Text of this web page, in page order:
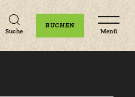
Suche
BUCHEN
Menü
Veranstaltungen